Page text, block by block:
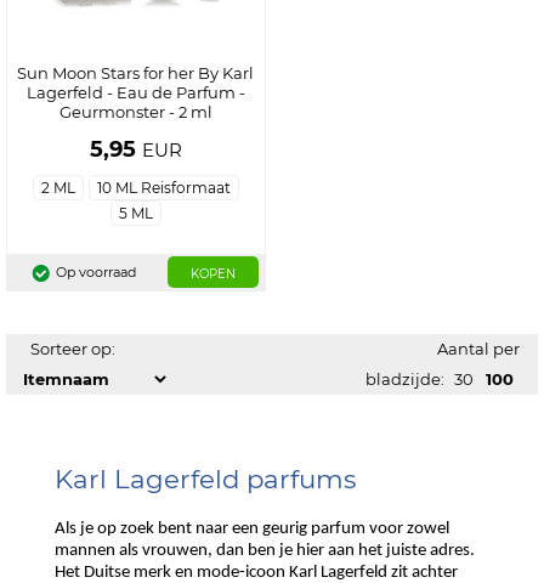
Sun Moon Stars for her By Karl
Lagerfeld - Eau de Parfum -
Geurmonster - 2 ml
5,95 EUR
2 ML
10 ML Reisformaat
5 ML
Op voorraad KOPEN
Sorteer op:
Aantal per
bladzijde: 30 100
Karl Lagerfeld parfums
Als je op zoek bent naar een geurig parfum voor zowel
mannen als vrouwen, dan ben je hier aan het juiste adres.
Het Duitse merk en mode-icoon Karl Lagerfeld zit achter